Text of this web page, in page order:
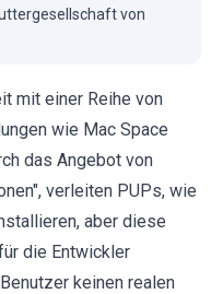
von
mit einer Reihe von
wie Mac Space
das Angebot von
verleiten PUPs, wie
aber diese
die Entwickler
keinen realen